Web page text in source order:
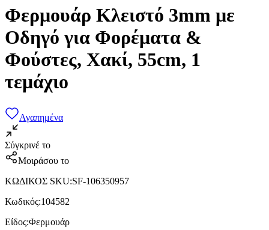
Φερμουάρ Κλειστό 3mm με
Οδηγό για Φορέματα &
Φούστες, Χακί, 55cm, 1
τεμάχιο
Αγαπημένα
Σύγκρινέ το
Μοιράσου το
ΚΩΔΙΚΟΣ SKU:SF-106350957
Κωδικός:104582
Είδος:Φερμουάρ